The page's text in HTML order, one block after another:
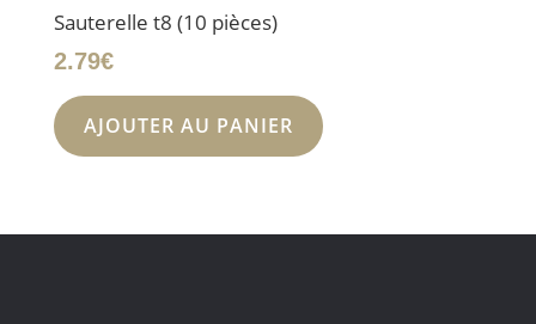
Sauterelle t8 (10 pièces)
2.79€
AJOUTER AU PANIER